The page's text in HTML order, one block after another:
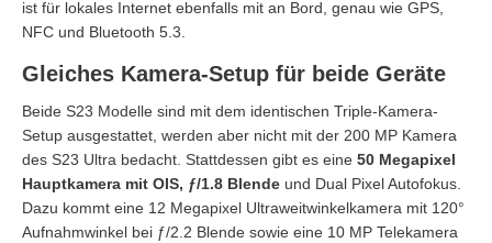
ist für lokales Internet ebenfalls mit an Bord, genau wie GPS,
NFC und Bluetooth 5.3.
Gleiches Kamera-Setup für beide Geräte
Beide S23 Modelle sind mit dem identischen Triple-Kamera-
Setup ausgestattet, werden aber nicht mit der 200 MP Kamera
des S23 Ultra bedacht. Stattdessen gibt es eine 50 Megapixel
Hauptkamera mit OIS, ƒ/1.8 Blende und Dual Pixel Autofokus.
Dazu kommt eine 12 Megapixel Ultraweitwinkelkamera mit 120°
Aufnahmwinkel bei ƒ/2.2 Blende sowie eine 10 MP Telekamera